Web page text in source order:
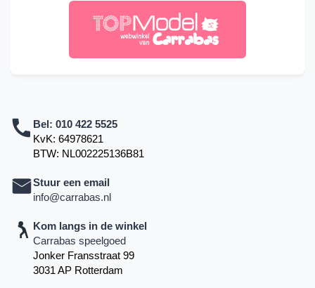
Bel: 010 422 5525
KvK: 64978621
BTW: NL002225136B81
Stuur een email
info@carrabas.nl
Kom langs in de winkel
Carrabas speelgoed
Jonker Fransstraat 99
3031 AP Rotterdam